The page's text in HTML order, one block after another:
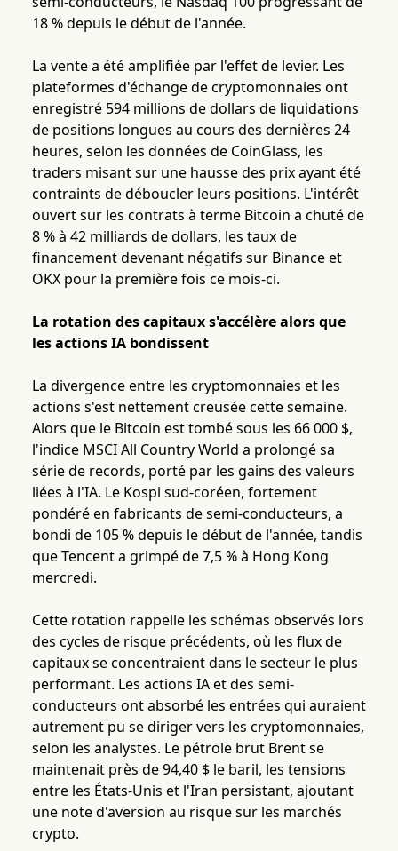
18 % depuis le début de l'année.
La vente a été amplifiée par l'effet de levier. Les
plateformes d'échange de cryptomonnaies ont
enregistré 594 millions de dollars de liquidations
de positions longues au cours des dernières 24
heures, selon les données de CoinGlass, les
traders misant sur une hausse des prix ayant été
contraints de déboucler leurs positions. L'intérêt
ouvert sur les contrats à terme Bitcoin a chuté de
8 % à 42 milliards de dollars, les taux de
financement devenant négatifs sur Binance et
OKX pour la première fois ce mois-ci.
La rotation des capitaux s'accélère alors que
les actions IA bondissent
La divergence entre les cryptomonnaies et les
actions s'est nettement creusée cette semaine.
Alors que le Bitcoin est tombé sous les 66 000 $,
l'indice MSCI All Country World a prolongé sa
série de records, porté par les gains des valeurs
liées à l'IA. Le Kospi sud-coréen, fortement
pondéré en fabricants de semi-conducteurs, a
bondi de 105 % depuis le début de l'année, tandis
que Tencent a grimpé de 7,5 % à Hong Kong
mercredi.
Cette rotation rappelle les schémas observés lors
des cycles de risque précédents, où les flux de
capitaux se concentraient dans le secteur le plus
performant. Les actions IA et des semi-
conducteurs ont absorbé les entrées qui auraient
autrement pu se diriger vers les cryptomonnaies,
selon les analystes. Le pétrole brut Brent se
maintenait près de 94,40 $ le baril, les tensions
entre les États-Unis et l'Iran persistant, ajoutant
une note d'aversion au risque sur les marchés
crypto.